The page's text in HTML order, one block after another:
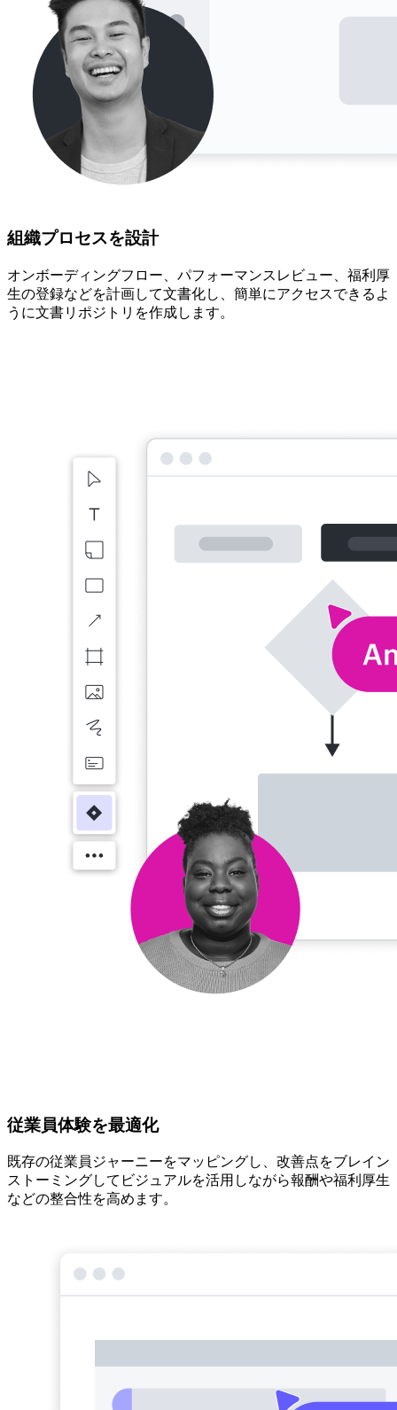
組織プロセスを設計
オンボーディングフロー、パフォーマンスレビュー、福利厚
生の登録などを計画して文書化し、簡単にアクセスできるよ
うに文書リポジトリを作成します。
従業員体験を最適化
既存の従業員ジャーニーをマッピングし、改善点をブレイン
ストーミングしてビジュアルを活用しながら報酬や福利厚生
などの整合性を高めます。